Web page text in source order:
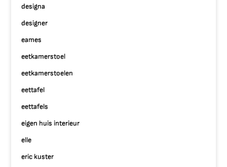
designa
designer
eames
eetkamerstoel
eetkamerstoelen
eettafel
eettafels
eigen huis interieur
elle
eric kuster